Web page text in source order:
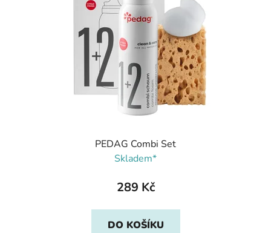
PEDAG Combi Set
Skladem*
289 Kč
DO KOŠÍKU